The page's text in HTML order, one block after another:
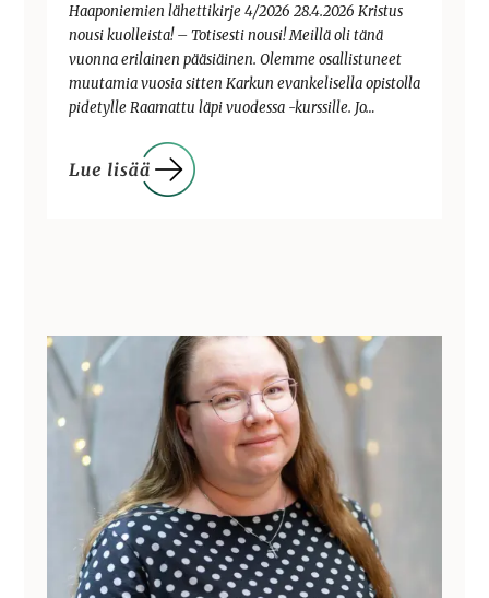
Haaponiemien lähettikirje 4/2026 28.4.2026 Kristus
nousi kuolleista! – Totisesti nousi! Meillä oli tänä
vuonna erilainen pääsiäinen. Olemme osallistuneet
muutamia vuosia sitten Karkun evankelisella opistolla
pidetylle Raamattu läpi vuodessa -kurssille. Jo…